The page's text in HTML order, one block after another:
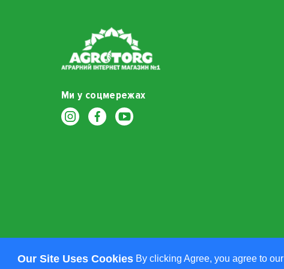
Our Site Uses Cookies By clicking Agree, you agree to our
Ми у соцмережах